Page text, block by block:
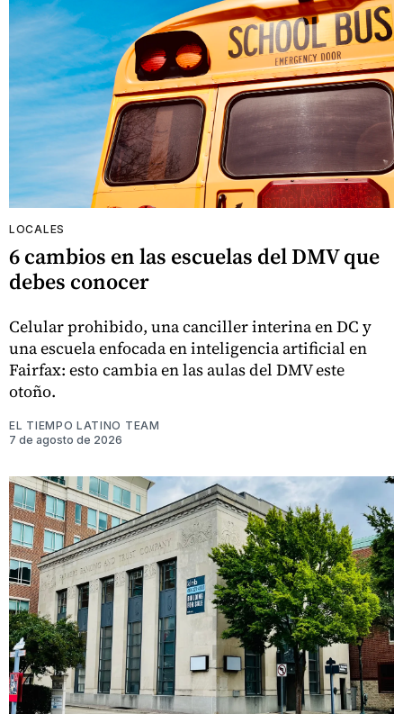
LOCALES
6 cambios en las escuelas del DMV que
debes conocer
Celular prohibido, una canciller interina en DC y
una escuela enfocada en inteligencia artificial en
Fairfax: esto cambia en las aulas del DMV este
otoño.
EL TIEMPO LATINO TEAM
7 de agosto de 2026